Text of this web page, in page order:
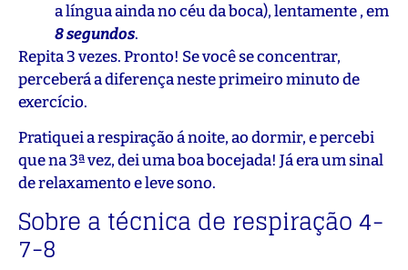
a língua ainda no céu da boca), lentamente , em
8 segundos.
Repita 3 vezes. Pronto! Se você se concentrar,
perceberá a diferença neste primeiro minuto de
exercício.
Pratiquei a respiração á noite, ao dormir, e percebi
que na 3ª vez, dei uma boa bocejada! Já era um sinal
de relaxamento e leve sono.
Sobre a técnica de respiração 4-
7-8